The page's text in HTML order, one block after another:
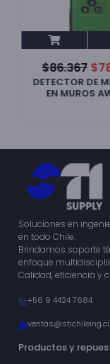
DETECTOR DE
EN MUROS
$86.367 $
Soluciones en
en todo Chile.
Brindamos soporte
enfoque
Calidad, eficiencia y
+56 9 4424 7684
ventas@stichileing.cl
Productos y